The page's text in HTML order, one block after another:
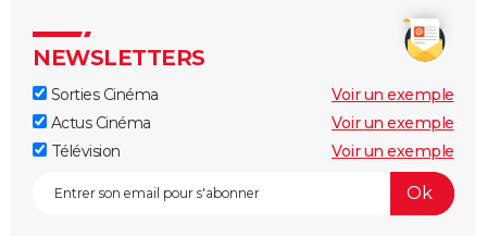
NEWSLETTERS
Sorties Cinéma
Voir un exemple
Actus Cinéma
Voir un exemple
Télévision
Voir un exemple